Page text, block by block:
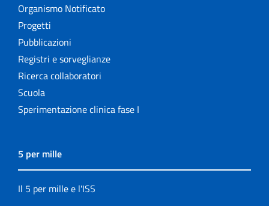
Organismo Notificato
Progetti
Pubblicazioni
Registri e sorveglianze
Ricerca collaboratori
Scuola
Sperimentazione clinica fase I
5 per mille
Il 5 per mille e l'ISS